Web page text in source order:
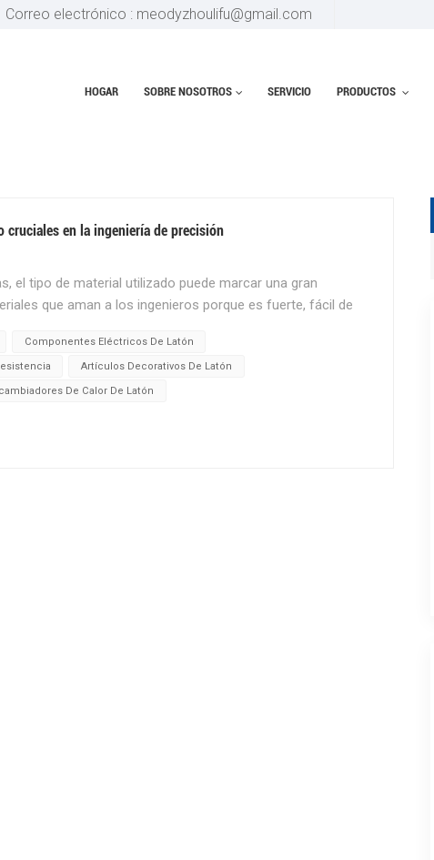
Correo electrónico : meodyzhoulifu@gmail.com
HOGAR SOBRE NOSOTROS SERVICIO PRODUCTOS
DE LATÓN
cruciales en la ingeniería de precisión
el tipo de material utilizado puede marcar una gran
que aman a los ingenieros porque es fuerte, fácil de
Latón Es realmente fácil trabajar con él. Permite a los
y complejos que son difíciles de fabricar con metales más
fabricar estas piezas de forma rápida y económica, lo
cerraduras de puertas y válvulas donde se necesitan
fácilmente, es ideal para trabajos en los que el metal
químicos agresivos, como en barcos o plomería. Esto
Componentes Eléctricos De Latón
Artículos Decorativos De Latón
De Calor De Latón